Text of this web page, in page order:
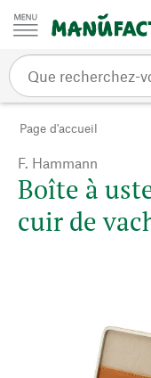
Passer au contenu
Page d'accueil
F. Hammann
Boîte à
cuir de